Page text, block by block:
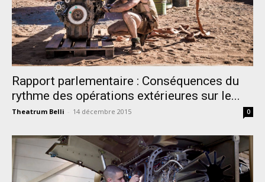
Rapport parlementaire : Conséquences du
rythme des opérations extérieures sur le...
Theatrum Belli - 14 décembre 2015 0